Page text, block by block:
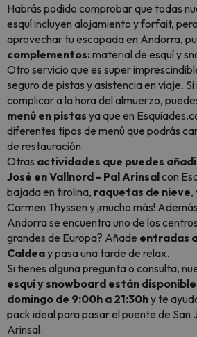
Habrás podido comprobar que todas
esquí incluyen alojamiento y forfait,
aprovechar tu escapada en Andorra,
complementos:material de esquí y
Otro servicio que es super
seguro de pistas y asistencia en viaje.
complicar a la hora del almuerzo,
menú en pistas ya que en
diferentes tipos de menú que podrás
de restauración.
Otras actividades que puedes
José en Vallnord - Pal Arinsalcon
bajada en tirolina, raquetas de nieve,
Carmen Thyssen y ¡mucho más!
Andorra se encuentra uno de los
grandes de Europa? Añade entradas
Caldeay pasa una tarde de relax.
Si tienes alguna pregunta o consulta,
esquí y snowboard están
domingo de 9:00h a 21:30hy te
pack ideal para pasar el puente de San
Arinsal.